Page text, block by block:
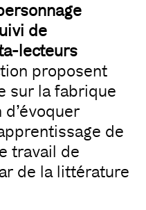
de
lecteurs
proposent
sur la fabrique
d’évoquer
de
travail de
de la littérature